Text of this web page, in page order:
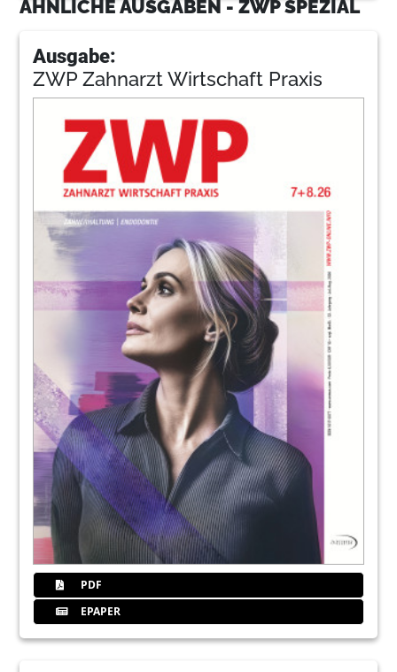
ÄHNLICHE AUSGABEN - ZWP SPEZIAL
Ausgabe:
ZWP Zahnarzt Wirtschaft Praxis
PDF
EPAPER